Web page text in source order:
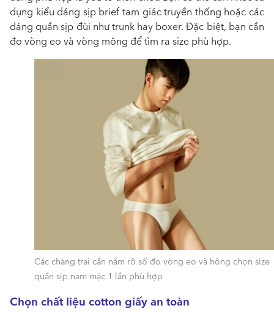
dụng kiểu dáng sịp brief tam giác truyền thống hoặc các
dáng quần sịp đùi như trunk hay boxer.Đặc biệt, bạn cần
đo vòng eo và vòng mông để tìm ra size phù hợp.
Các chàng trai cần nắm rõ số đo vòng eo và hông chọn size
quần sịp nam mặc 1 lần phù hợp
Chọn chất liệu cotton giấy an toàn